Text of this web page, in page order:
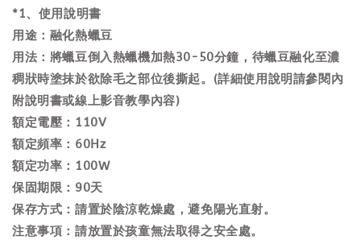
*1、使用說明書
用途：融化熱蠟豆
用法：將蠟豆倒入熱蠟機加熱30-50分鐘，待蠟豆融化至濃
稠狀時塗抹於欲除毛之部位後撕起。(詳細使用說明請參閱內
附說明書或線上影音教學內容)
額定電壓：110V
額定頻率：60Hz
額定功率：100W
保固期限：90天
保存方式：請置於陰涼乾燥處，避免陽光直射。
注意事項：請放置於孩童無法取得之安全處。